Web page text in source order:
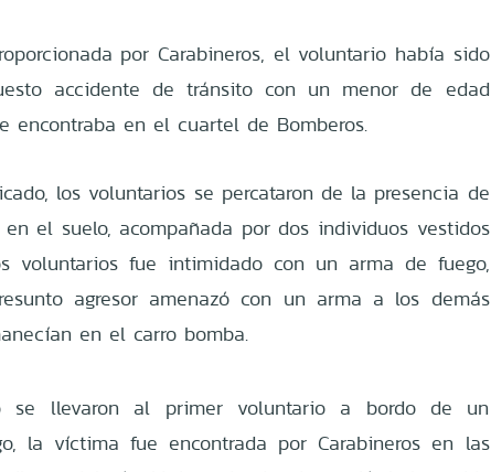
por Carabineros, el voluntario había sido
accidente de tránsito con un menor de edad
encontraba en el cuartel de Bomberos.
los voluntarios se percataron de la presencia de
el suelo, acompañada por dos individuos vestidos
voluntarios fue intimidado con un arma de fuego,
agresor amenazó con un arma a los demás
en el carro bomba.
se llevaron al primer voluntario a bordo de un
la víctima fue encontrada por Carabineros en las